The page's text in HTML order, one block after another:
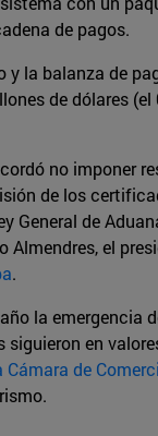
de pagos.
la balanza de
de dólares
no imponer
de los
de
Almendres, el
.
la
siguieron en
de